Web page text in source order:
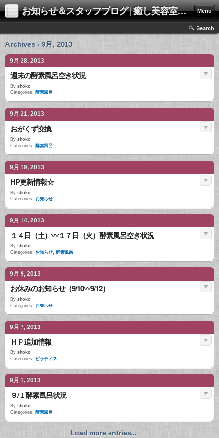
お知らせ＆スタッフブログ | 癒し美容室エステサロン モアbeautyイオンハウス Menu
Search
Archives › 9月, 2013
9月 28, 2013
週末の酵素風呂空き状況
By shoko
Categories: 酵素風呂
9月 21, 2013
おがくず交換
By shoko
Categories: 酵素風呂
9月 19, 2013
HP更新情報☆
By shoko
Categories: お知らせ
9月 14, 2013
１４日（土）〰１７日（火）酵素風呂空き状況
By shoko
Categories: お知らせ, 酵素風呂
9月 9, 2013
お休みのお知らせ（9/10〰9/12）
By shoko
Categories: お知らせ
9月 7, 2013
ＨＰ追加情報
By shoko
Categories: ピラティス
9月 1, 2013
９/１酵素風呂状況
By shoko
Categories: 酵素風呂
Load more entries...